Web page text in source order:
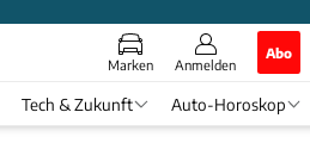
Marken Anmelden
Abo
Tech & Zukunft Auto-Horoskop